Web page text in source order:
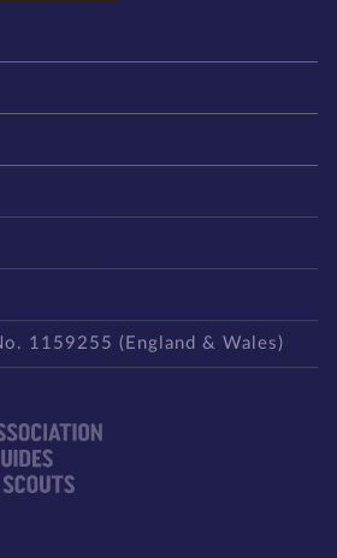
1159255 (England & Wales)